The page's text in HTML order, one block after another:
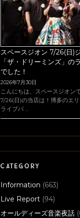
スペースジオン 7/26(日)
「ザ・ドリーミンズ」の
でした！
2026年7月30日
こんにちは、スペースジオン
7/26(日)の当店は！博多のエ
ライブパ …
CATEGORY
Information (663)
Live Report (94)
オールディーズ音楽夜話